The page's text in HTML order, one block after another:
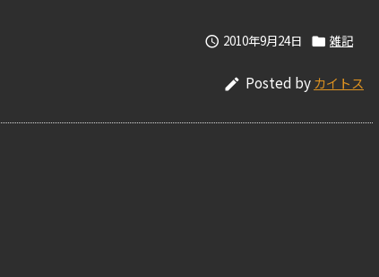
 2010年9月24日  雑記
 Posted byカイトス